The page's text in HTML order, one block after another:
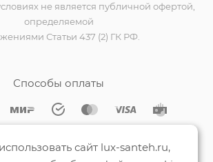
не является публичной офертой,
определяемой
Статьи 437 (2) ГК РФ.
Способы оплаты
сайт lux-santeh.ru,